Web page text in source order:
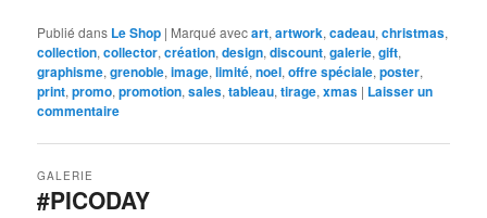
Publié dans Le Shop | Marqué avecart,artwork,cadeau,christmas,
collection,collector,création,design,discount,galerie,gift,
graphisme,grenoble,image,limité,noel,offre spéciale,poster,
print,promo,promotion,sales,tableau,tirage,xmas | Laisser un
commentaire
#PICODAY
GALERIE